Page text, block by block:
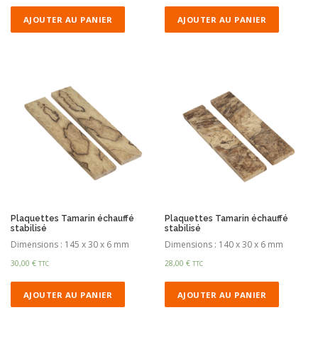
AJOUTER AU PANIER AJOUTER AU PANIER
Plaquettes Tamarin échauffé
stabilisé
Dimensions : 145 x 30 x 6 mm
30,00 € TTC
AJOUTER AU PANIER
Plaquettes Tamarin échauffé
stabilisé
Dimensions : 140 x 30 x 6 mm
28,00€ TTC
AJOUTER AU PANIER